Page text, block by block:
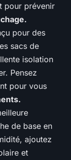
pour prévenir
pour des
sacs de
isolation
Pensez
pour vous
de base en
ajoutez
et